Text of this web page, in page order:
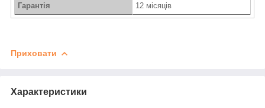
Гарантія
12 місяців
Приховати
Характеристики